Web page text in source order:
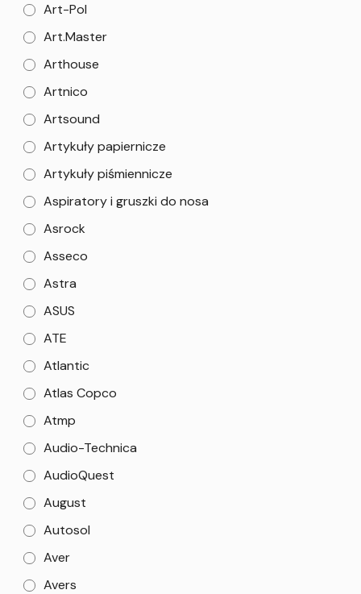
Art-Pol
Art.Master
Arthouse
Artnico
Artsound
Artykuły papiernicze
Artykuły piśmiennicze
Aspiratory i gruszki do nosa
Asrock
Asseco
Astra
ASUS
ATE
Atlantic
Atlas Copco
Atmp
Audio-Technica
AudioQuest
August
Autosol
Aver
Avers